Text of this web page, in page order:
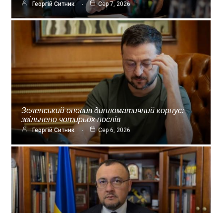
Георгій Ситник Сер 7, 2026
Зеленський оновив дипломатичний корпус:
звільнено чотирьох послів
Георгій Ситник Сер 6, 2026